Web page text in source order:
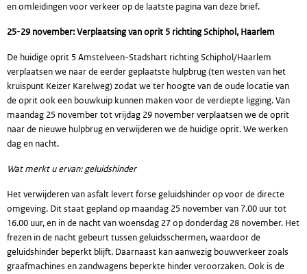
en omleidingen voor verkeer op de laatste pagina van deze brief.
25-29 november: Verplaatsing van oprit 5 richting Schiphol, Haarlem
De huidige oprit 5 Amstelveen-Stadshart richting Schiphol/Haarlem
verplaatsen we naar de eerder geplaatste hulpbrug (ten westen van het
kruispunt Keizer Karelweg) zodat we ter hoogte van de oude locatie van
de oprit ook een bouwkuip kunnen maken voor de verdiepte ligging. Van
maandag 25 november tot vrijdag 29 november verplaatsen we de oprit
naar de nieuwe hulpbrug en verwijderen we de huidige oprit. We werken
dag en nacht.
Wat merkt u ervan: geluidshinder
Het verwijderen van asfalt levert forse geluidshinder op voor de directe
omgeving. Dit staat gepland op maandag 25 november van 7.00 uur tot
16.00 uur, en in de nacht van woensdag 27 op donderdag 28 november. Het
frezen in de nacht gebeurt tussen geluidsschermen, waardoor de
geluidshinder beperkt blijft. Daarnaast kan aanwezig bouwverkeer zoals
graafmachines en zandwagens beperkte hinder veroorzaken. Ook is de